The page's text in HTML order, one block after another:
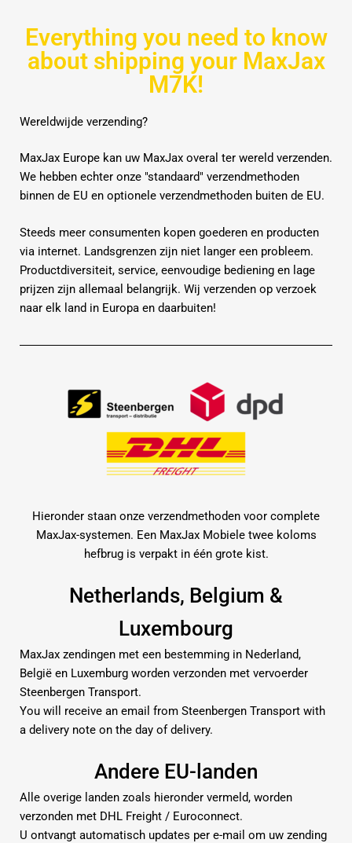
Everything you need to know
about shipping your MaxJax
M7K!
Wereldwijde verzending?
MaxJax Europe kan uw MaxJax overal ter wereld verzenden.
We hebben echter onze "standaard" verzendmethoden
binnen de EU en optionele verzendmethoden buiten de EU.
Steeds meer consumenten kopen goederen en producten
via internet. Landsgrenzen zijn niet langer een probleem.
Productdiversiteit, service, eenvoudige bediening en lage
prijzen zijn allemaal belangrijk. Wij verzenden op verzoek
naar elk land in Europa en daarbuiten!
Hieronder staan onze verzendmethoden voor complete
MaxJax-systemen. Een MaxJax Mobiele twee koloms
hefbrug is verpakt in één grote kist.
Netherlands, Belgium &
Luxembourg
MaxJax zendingen met een bestemming in Nederland,
België en Luxemburg worden verzonden met vervoerder
Steenbergen Transport.
You will receive an email from Steenbergen Transport with
a delivery note on the day of delivery.
Andere EU-landen
Alle overige landen zoals hieronder vermeld, worden
verzonden met DHL Freight / Euroconnect.
U ontvangt automatisch updates per e-mail om uw zending